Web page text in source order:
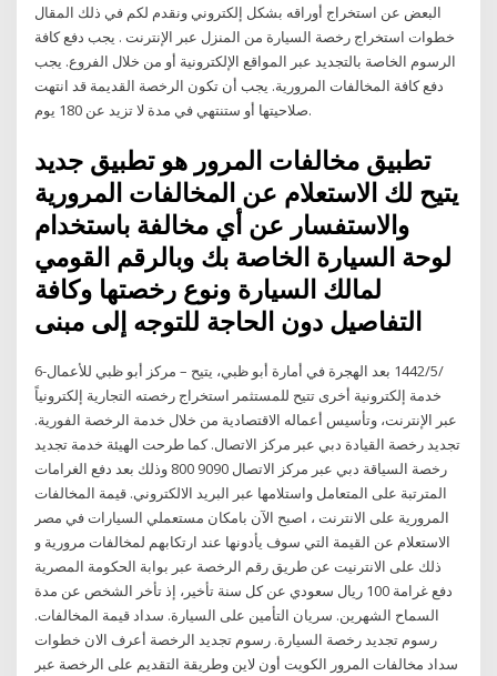
البعض عن استخراج أوراقه بشكل إلكتروني ونقدم لكم في ذلك المقال
خطوات استخراج رخصة السيارة من المنزل عبر الإنترنت . يجب دفع كافة
الرسوم الخاصة بالتجديد عبر المواقع الإلكترونية أو من خلال الفروع. يجب
دفع كافة المخالفات المرورية. يجب أن تكون الرخصة القديمة قد انتهت
صلاحيتها أو ستنتهي في مدة لا تزيد عن 180 يوم.
تطبيق مخالفات المرور هو تطبيق جديد
يتيح لك الاستعلام عن المخالفات المرورية
والاستفسار عن أي مخالفة باستخدام
لوحة السيارة الخاصة بك وبالرقم القومي
لمالك السيارة ونوع رخصتها وكافة
التفاصيل دون الحاجة للتوجه إلى مبنى
6‏‏/5‏‏/1442 بعد الهجرة في أمارة أبو ظبي، يتيح – مركز أبو ظبي للأعمال-
خدمة إلكترونية أخرى تتيح للمستثمر استخراج رخصته التجارية إلكترونياً
عبر الإنترنت، وتأسيس أعماله الاقتصادية من خلال خدمة الرخصة الفورية.
تجديد رخصة القيادة دبي عبر مركز الاتصال. كما طرحت الهيئة خدمة تجديد
رخصة السياقة دبي عبر مركز الاتصال 9090 800 وذلك بعد دفع الغرامات
المترتبة على المتعامل واستلامها عبر البريد الالكتروني. قيمة المخالفات
المرورية على الانترنت ، اصبح الآن بامكان مستعملي السيارات في مصر
الاستعلام عن القيمة التي سوف يأدونها عند ارتكابهم لمخالفات مرورية و
ذلك على الانترنيت عن طريق رقم الرخصة عبر بوابة الحكومة المصرية
دفع غرامة 100 ريال سعودي عن كل سنة تأخير، إذ تأخر الشخص عن مدة
السماح الشهرين. سريان التأمين على السيارة. سداد قيمة المخالفات.
رسوم تجديد رخصة السيارة. رسوم تجديد الرخصة أعرف الان خطوات
سداد مخالفات المرور الكويت أون لاين وطريقة التقديم على الرخصة عبر